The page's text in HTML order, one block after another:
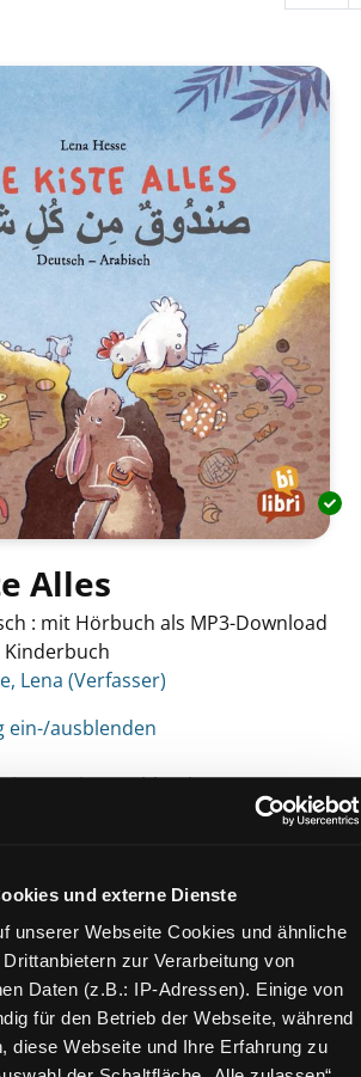
und externe Dienste
unserer Webseite Cookies und ähnliche
zur Verarbeitung von
Daten (z.B.: IP-Adressen). Einige von
für den Betrieb der Webseite, während
diese Webseite und Ihre Erfahrung zu
Alles
: mit Hörbuch als MP3-Download
Kinderbuch
nach diesem Verfasser
Lena (Verfasser)
ein-/ausblenden
ein-/ausblenden
Süd - Lauzilgasse
HES